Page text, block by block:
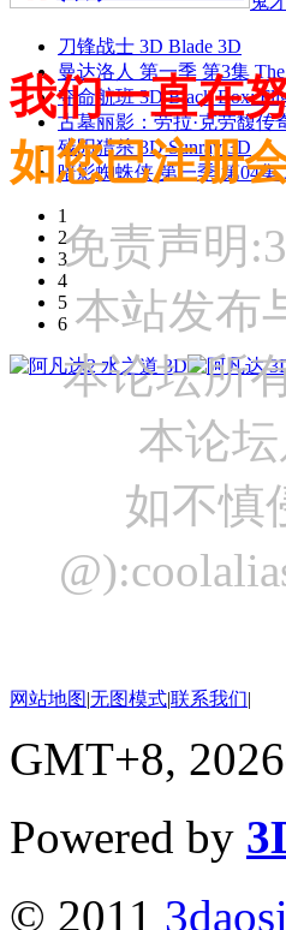
刀锋战士 3D Blade 3D
曼达洛人 第一季 第3集 The
夺命航班 3D Black Box:
古墓丽影：劳拉·克劳馥传
残阳猎杀 3D Sunray 3D
暗影蜘蛛侠 第一季 第04集
1
2
3
4
5
6
我们一直在
如您已注册
免责声明
本站发布
本论坛所
本论
如不慎
网站地图|无图模式|联系我们|
GMT+8,
Powered by
© 2011